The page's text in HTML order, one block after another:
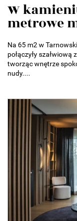
W
metrowe
Na 65 m2 w
połączyły
tworząc wnętrze
nudy....